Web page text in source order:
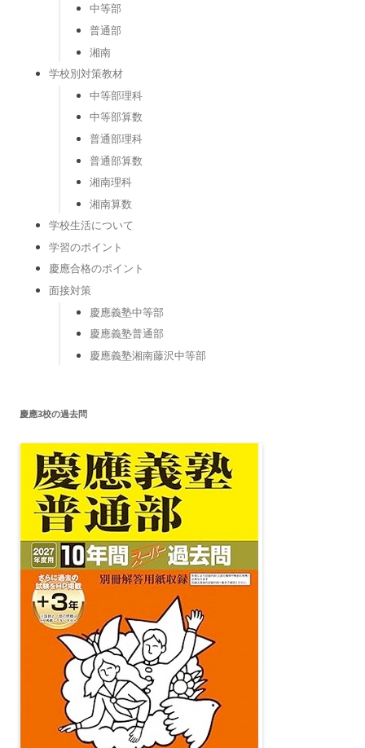
中等部
普通部
湘南
学校別対策教材
中等部理科
中等部算数
普通部理科
普通部算数
湘南理科
湘南算数
学校生活について
学習のポイント
慶應合格のポイント
面接対策
慶應義塾中等部
慶應義塾普通部
慶應義塾湘南藤沢中等部
慶應3校の過去問